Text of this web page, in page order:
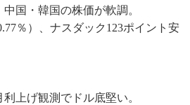
国・韓国の株価が軟調。
％）、ナスダック123ポイント安
上げ観測でドル底堅い。